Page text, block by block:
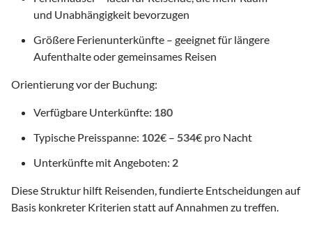
und Unabhängigkeit bevorzugen
Größere Ferienunterkünfte – geeignet für längere
Aufenthalte oder gemeinsames Reisen
Orientierung vor der Buchung:
Verfügbare Unterkünfte: 180
Typische Preisspanne: 102€ – 534€ pro Nacht
Unterkünfte mit Angeboten: 2
Diese Struktur hilft Reisenden, fundierte Entscheidungen auf
Basis konkreter Kriterien statt auf Annahmen zu treffen.